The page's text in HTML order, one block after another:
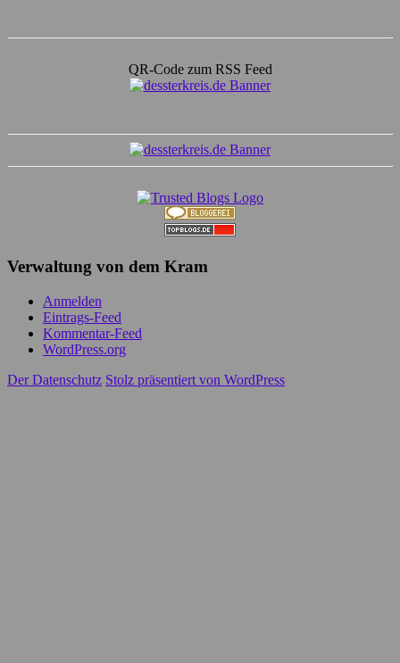
QR-Code zum RSS Feed
Verwaltung von dem Kram
Anmelden
Eintrags-Feed
Kommentar-Feed
WordPress.org
Der Datenschutz Stolz präsentiert von WordPress